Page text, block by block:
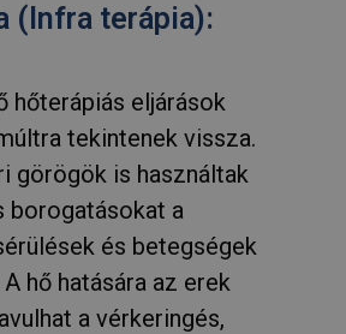
(Infra terápia):
hőterápiás eljárások
tekintenek vissza.
görögök is használtak
borogatásokat a
és betegségek
hő hatására az erek
a vérkeringés,